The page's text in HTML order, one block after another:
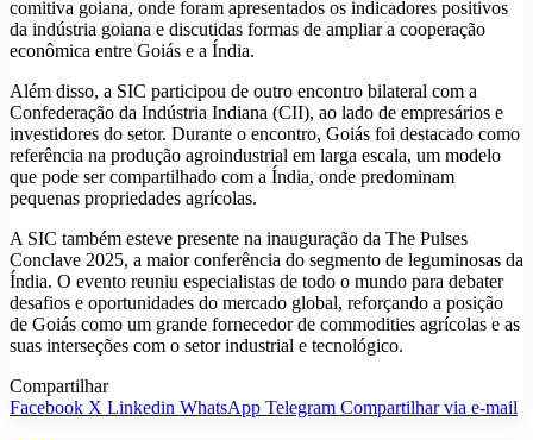
comitiva goiana, onde foram apresentados os indicadores positivos
da indústria goiana e discutidas formas de ampliar a cooperação
econômica entre Goiás e a Índia.
Além disso, a SIC participou de outro encontro bilateral com a
Confederação da Indústria Indiana (CII), ao lado de empresários e
investidores do setor. Durante o encontro, Goiás foi destacado como
referência na produção agroindustrial em larga escala, um modelo
que pode ser compartilhado com a Índia, onde predominam
pequenas propriedades agrícolas.
A SIC também esteve presente na inauguração da The Pulses
Conclave 2025, a maior conferência do segmento de leguminosas da
Índia. O evento reuniu especialistas de todo o mundo para debater
desafios e oportunidades do mercado global, reforçando a posição
de Goiás como um grande fornecedor de commodities agrícolas e as
suas interseções com o setor industrial e tecnológico.
Compartilhar
Facebook X Linkedin WhatsApp Telegram Compartilhar via e-mail